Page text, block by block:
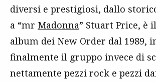
diversi e prestigiosi, dallo
a “mr Madonna” Stuart Price, è
album dei New Order dal 1989,
finalmente il gruppo invece di
nettamente pezzi rock e pezzi